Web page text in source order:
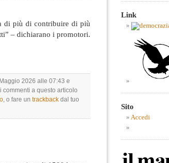
di più di contribuire di più
– dichiarano i promotori.
2026 alle 07:43 e
commenti a questo articolo
, o fare un trackback dal tuo
Link
Sito
Accedi